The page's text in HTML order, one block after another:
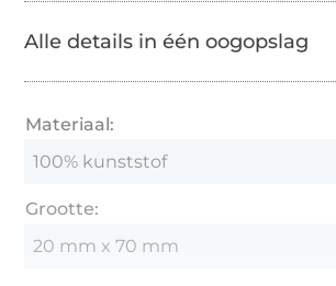
Alle details in één oogopslag
Materiaal:
100% kunststof
Grootte:
20 mm x 70 mm